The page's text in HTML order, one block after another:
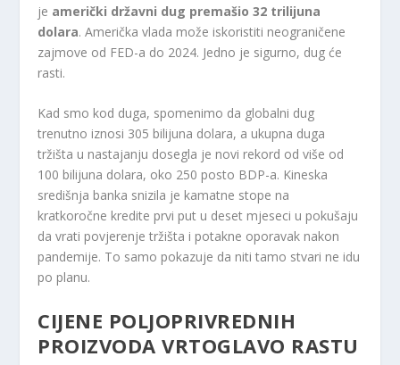
je američki državni dug premašio 32 trilijuna
dolara. Američka vlada može iskoristiti neograničene
zajmove od FED-a do 2024. Jedno je sigurno, dug će
rasti.
Kad smo kod duga, spomenimo da globalni dug
trenutno iznosi 305 bilijuna dolara, a ukupna duga
tržišta u nastajanju dosegla je novi rekord od više od
100 bilijuna dolara, oko 250 posto BDP-a. Kineska
središnja banka snizila je kamatne stope na
kratkoročne kredite prvi put u deset mjeseci u pokušaju
da vrati povjerenje tržišta i potakne oporavak nakon
pandemije. To samo pokazuje da niti tamo stvari ne idu
po planu.
CIJENE POLJOPRIVREDNIH
PROIZVODA VRTOGLAVO RASTU